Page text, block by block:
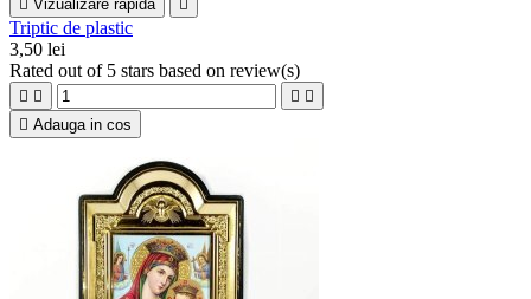
 Vizualizare rapida 
Triptic de plastic
3,50 lei
Rated out of 5 stars based on review(s)
   
 Adauga in cos